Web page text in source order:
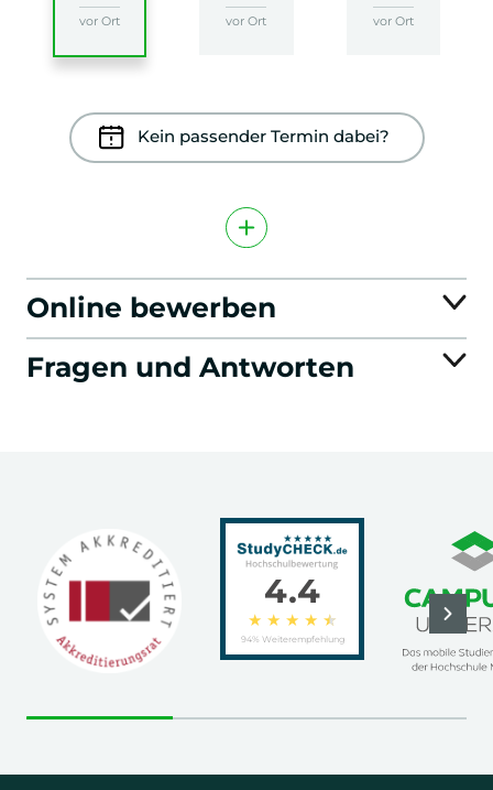
vor Ort vor Ort vor Ort
Kein passender Termin dabei?
Online bewerben
Fragen und Antworten
4.4
★ ★ ★ ★ ★
94% Weiterempfehlung